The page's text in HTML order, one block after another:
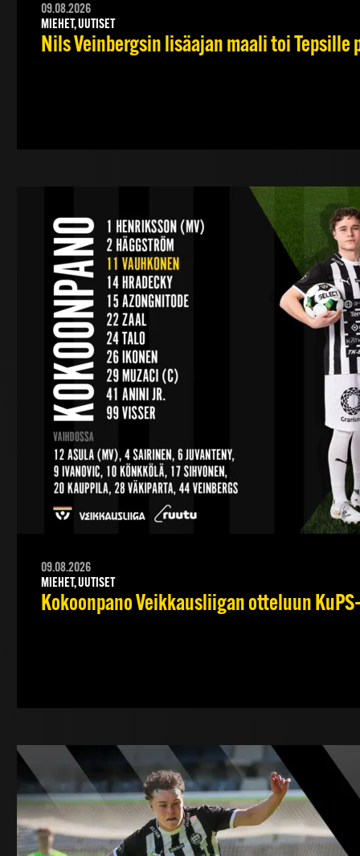
09.08.2026
MIEHET, UUTISET
Nils Veinbergsin lisäajan maali toi Tepsille
09.08.2026
MIEHET, UUTISET
Kokoonpano Veikkausliigan otteluun